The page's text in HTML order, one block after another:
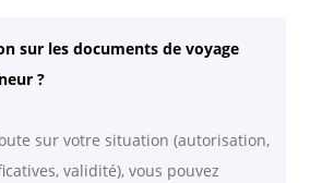
sur les documents de voyage
?
sur votre situation (autorisation,
validité), vous pouvez